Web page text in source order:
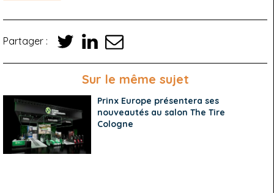
Partager :
Sur le même sujet
Prinx Europe présentera ses
nouveautés au salon The Tire
Cologne